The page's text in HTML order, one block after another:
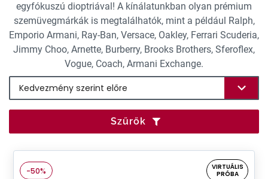
egyfókuszú dioptriával! A kínálatunkban olyan prémium
szemüvegmárkák is megtalálhatók, mint a például Ralph,
Emporio Armani, Ray-Ban, Versace, Oakley, Ferrari Scuderia,
Jimmy Choo, Arnette, Burberry, Brooks Brothers, Sferoflex,
Vogue, Coach, Armani Exchange.
Szűrők
-50%
VIRTUÁLIS
PRÓBA